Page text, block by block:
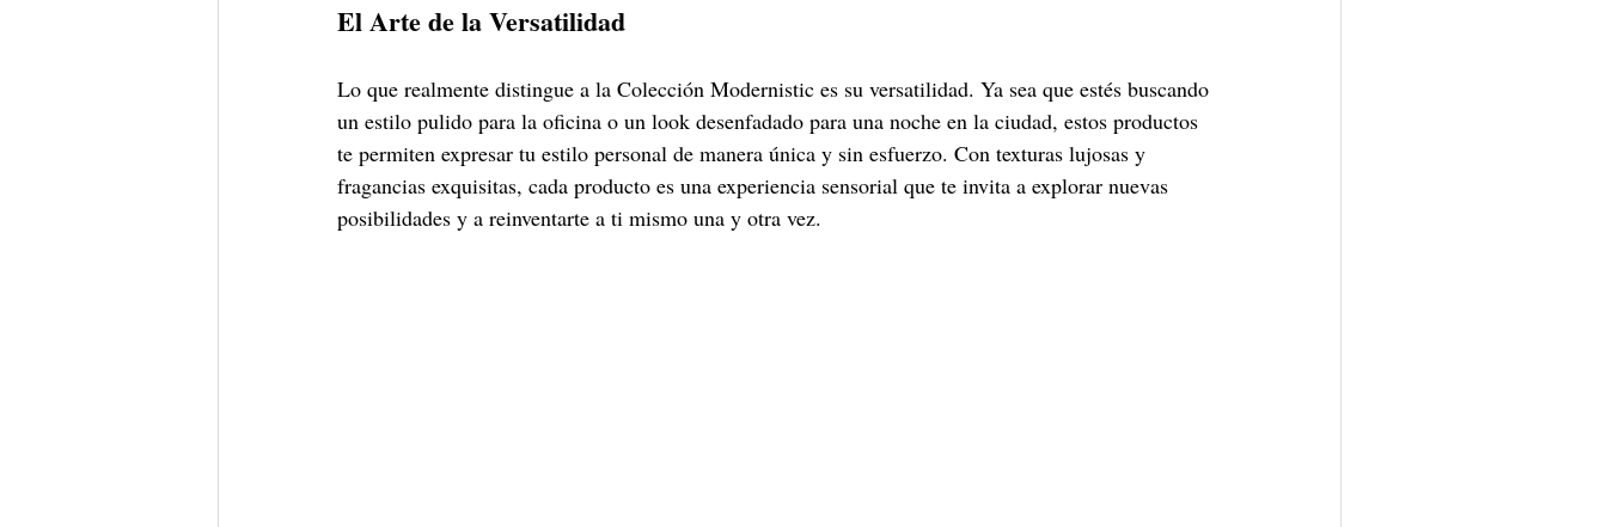
El Arte de la Versatilidad
Lo que realmente distingue a la Colección Modernistic es su versatilidad. Ya sea que estés buscando
un estilo pulido para la oficina o un look desenfadado para una noche en la ciudad, estos productos
te permiten expresar tu estilo personal de manera única y sin esfuerzo. Con texturas lujosas y
fragancias exquisitas, cada producto es una experiencia sensorial que te invita a explorar nuevas
posibilidades y a reinventarte a ti mismo una y otra vez.